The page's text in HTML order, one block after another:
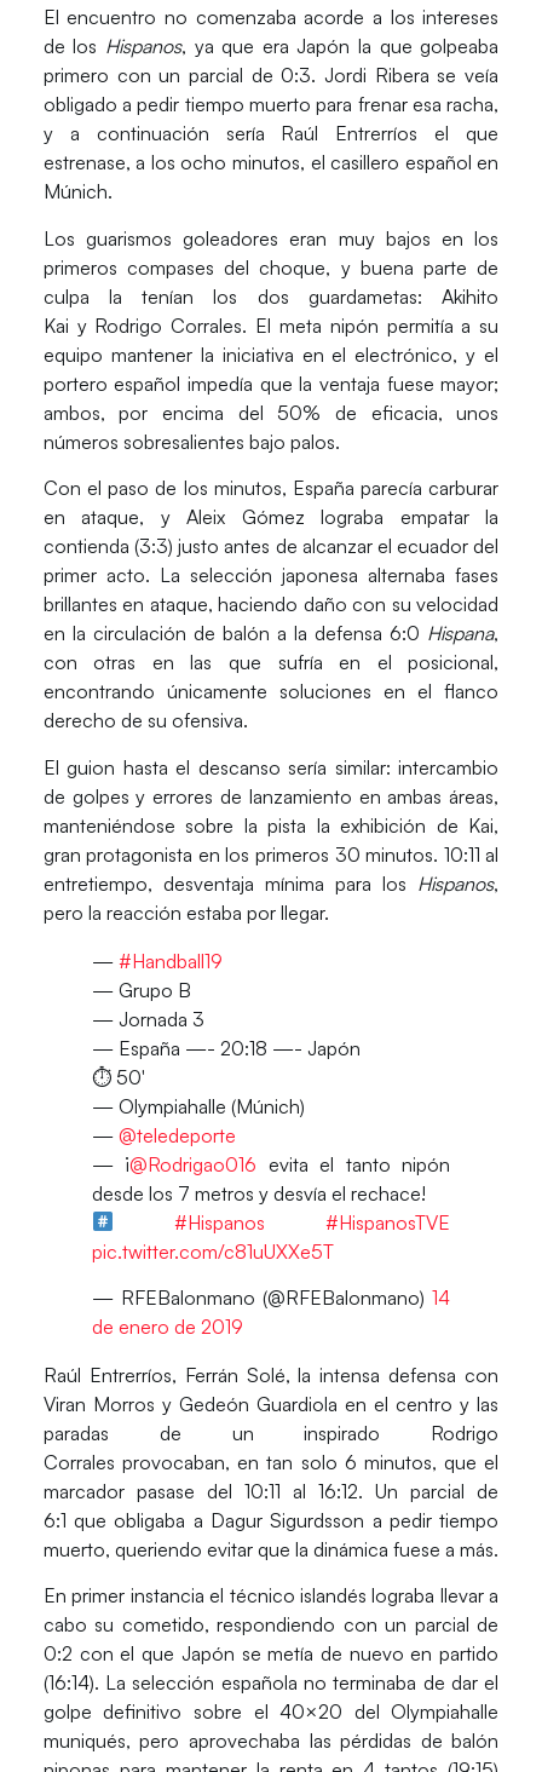
El encuentro no comenzaba acorde a los intereses
de los Hispanos, ya que era Japón la que golpeaba
primero con un parcial de 0:3.Jordi Ribera se veía
obligado a pedir tiempo muerto para frenar esa racha,
y a continuación sería Raúl Entrerríosel que
estrenase, a los ocho minutos, el casillero español en
Múnich.
Los guarismos goleadores eran muy bajos en los
primeros compases del choque, y buena parte de
culpa la tenían los dos guardametas:Akihito
Kai y Rodrigo Corrales. El meta nipón permitía a su
equipo mantener la iniciativa en el electrónico, y el
portero español impedía que la ventaja fuese mayor;
ambos, por encima del 50% de eficacia, unos
números sobresalientes bajo palos.
Con el paso de los minutos, España parecía carburar
en ataque, yAleix Gómez lograba empatar la
contienda (3:3) justo antes de alcanzar el ecuador del
primer acto. La selección japonesa alternaba fases
brillantes en ataque, haciendo daño con su velocidad
en la circulación de balón a la defensa 6:0 Hispana,
con otras en las que sufría en el posicional,
encontrando únicamente soluciones en el flanco
derecho de su ofensiva.
El guion hasta el descanso sería similar: intercambio
de golpes y errores de lanzamiento en ambas áreas,
manteniéndose sobre la pista la exhibición de Kai,
gran protagonista en los primeros 30 minutos. 10:11 al
entretiempo, desventaja mínima para los Hispanos,
pero la reacción estaba por llegar.
— #Handball19
— Grupo B
— Jornada 3
— España —- 20:18 —- Japón
⏱ 50′
— Olympiahalle (Múnich)
— @teledeporte
— ¡@Rodrigao016 evita el tanto nipón
desde los 7 metros y desvía el rechace!
#Hispanos
#HispanosTVE
pic.twitter.com/c81uUXXe5T
— RFEBalonmano (@RFEBalonmano)14
de enero de 2019
Raúl Entrerríos, Ferrán Solé, la intensa defensa con
Viran Morros y Gedeón Guardiola en el centro y las
paradas de un inspirado Rodrigo
Corrales provocaban, en tan solo 6 minutos, que el
marcador pasase del 10:11 al 16:12. Unparcial de
6:1que obligaba a Dagur Sigurdsson a pedir tiempo
muerto, queriendo evitar que la dinámica fuese a más.
En primer instancia el técnico islandés lograba llevar a
cabo su cometido, respondiendo con un parcial de
0:2 con el que Japón se metía de nuevo en partido
(16:14). La selección española no terminaba de dar el
golpe definitivo sobre el 40×20 del Olympiahalle
muniqués, pero aprovechaba las pérdidas de balón